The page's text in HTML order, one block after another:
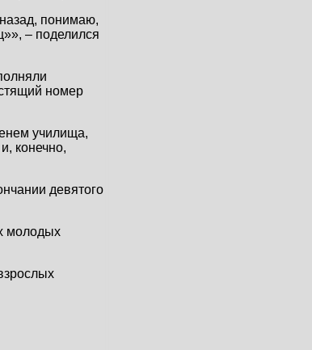
понимаю,
– поделился
номер
училища,
конечно,
девятого
молодых